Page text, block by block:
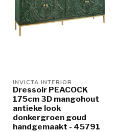
INVICTA INTERIOR
Dressoir PEACOCK
175cm 3D mangohout
antieke look
donkergroen goud
handgemaakt - 45791